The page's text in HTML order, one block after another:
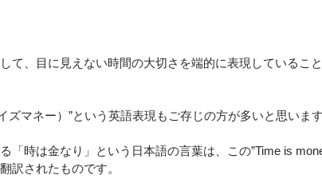
て、目に見えない時間の大切さを端的に表現しているこ
ズマネー）”という英語表現もご存じの方が多いと思います
「時は金なり」という日本語の言葉は、この”Time is
訳されたものです。